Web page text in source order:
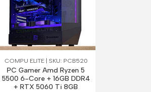
COMPU ELITE | SKU: PCB520
PC Gamer Amd Ryzen 5
5500 6-Core + 16GB DDR4
+ RTX 5060 Ti 8GB